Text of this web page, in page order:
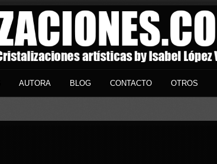
AUTORA BLOG CONTACTO OTROS